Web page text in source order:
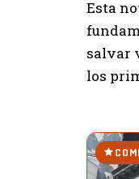
Esta
salvar
los